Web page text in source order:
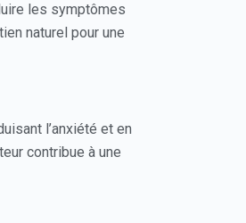
les symptômes
naturel pour une
l’anxiété et en
contribue à une